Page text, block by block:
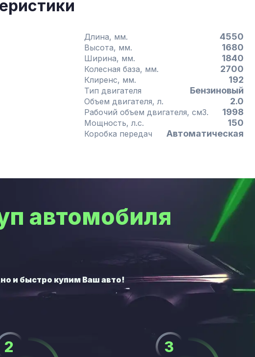
Длина, мм. 4550
Высота, мм. 1680
Ширина, мм. 1840
Колесная база, мм. 2700
Клиренс, мм. 192
Тип двигателя Бензиновый
Объем двигателя, л. 2.0
Рабочий объем двигателя, см3. 1998
Мощность, л.с. 150
Коробка передач Автоматическая
автомобиля